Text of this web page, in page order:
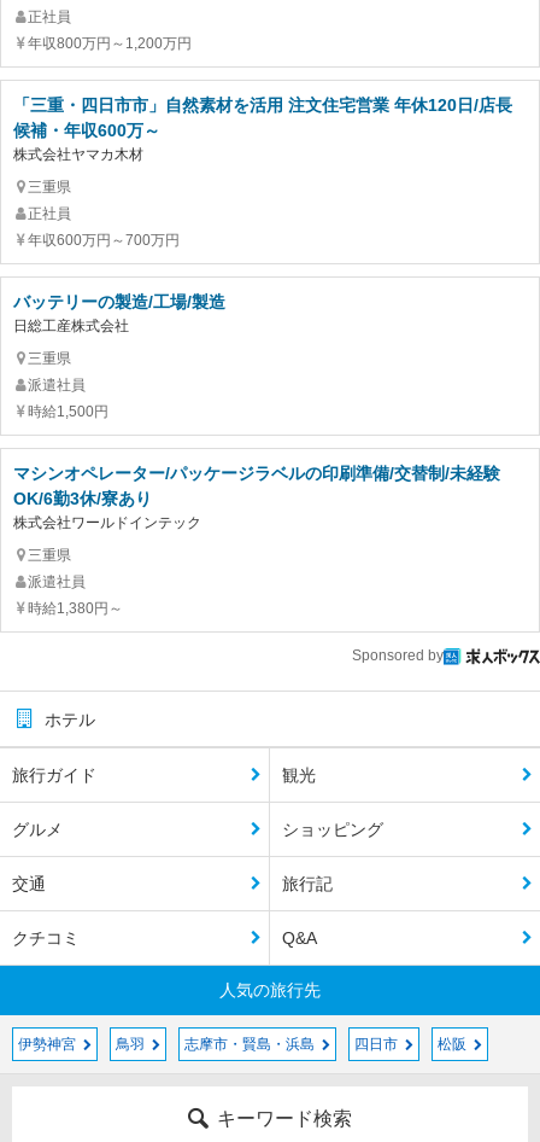
正社員
年収800万円～1,200万円
「三重・四日市市」自然素材を活用 注文住宅営業 年休120日/店長
候補・年収600万～
株式会社ヤマカ木材
三重県
正社員
年収600万円～700万円
バッテリーの製造/工場/製造
日総工産株式会社
三重県
派遣社員
時給1,500円
マシンオペレーター/パッケージラベルの印刷準備/交替制/未経験
OK/6勤3休/寮あり
株式会社ワールドインテック
三重県
派遣社員
時給1,380円～
Sponsored by
ホテル
旅行ガイド 観光
グルメ ショッピング
交通 旅行記
クチコミ Q&A
人気の旅行先
伊勢神宮 鳥羽 志摩市・賢島・浜島 四日市 松阪
キーワード検索